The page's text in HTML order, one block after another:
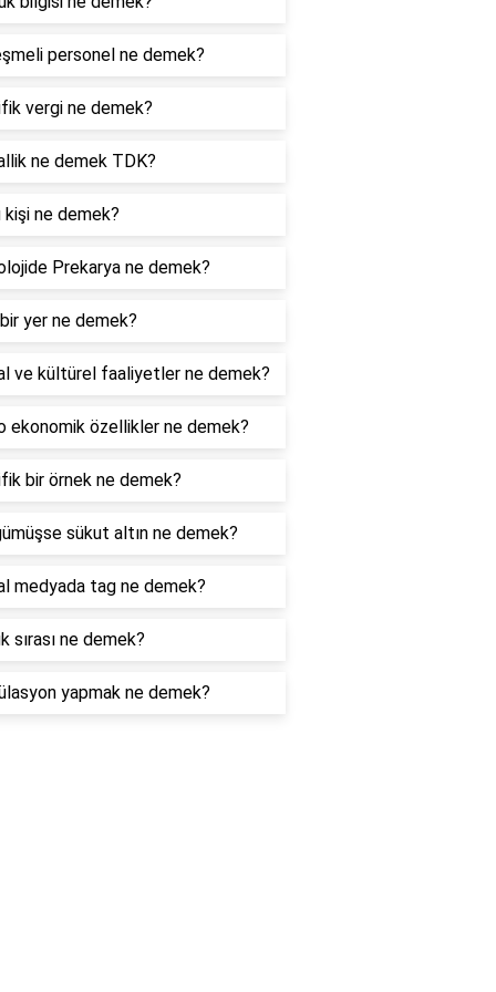
personel ne demek?
vergi ne demek?
ne demek TDK?
kişi ne demek?
Prekarya ne demek?
yer ne demek?
ve kültürel faaliyetler ne demek?
ekonomik özellikler ne demek?
bir örnek ne demek?
sükut altın ne demek?
medyada tag ne demek?
sırası ne demek?
yapmak ne demek?